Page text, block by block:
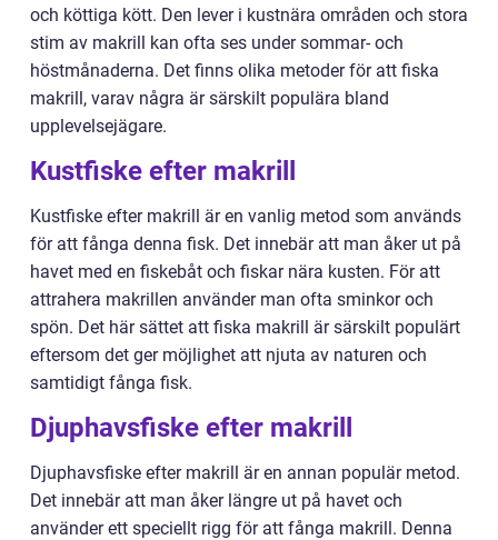
och köttiga kött. Den lever i kustnära områden och stora
stim av makrill kan ofta ses under sommar- och
höstmånaderna. Det finns olika metoder för att fiska
makrill, varav några är särskilt populära bland
upplevelsejägare.
Kustfiske efter makrill
Kustfiske efter makrill är en vanlig metod som används
för att fånga denna fisk. Det innebär att man åker ut på
havet med en fiskebåt och fiskar nära kusten. För att
attrahera makrillen använder man ofta sminkor och
spön. Det här sättet att fiska makrill är särskilt populärt
eftersom det ger möjlighet att njuta av naturen och
samtidigt fånga fisk.
Djuphavsfiske efter makrill
Djuphavsfiske efter makrill är en annan populär metod.
Det innebär att man åker längre ut på havet och
använder ett speciellt rigg för att fånga makrill. Denna